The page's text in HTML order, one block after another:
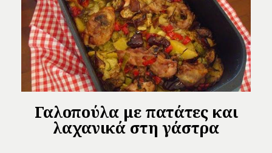
Γαλοπούλα με πατάτες και
λαχανικά στη γάστρα